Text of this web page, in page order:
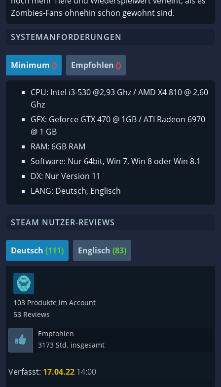
Zombies-Fans ohnehin schon gewohnt sind.
SYSTEMANFORDERUNGEN
Minimum () Empfohlen ()
CPU: Intel i3-530 @2,93 Ghz / AMD X4 810 @ 2,60
Ghz
GFX: Geforce GTX 470 @ 1GB / ATI Radeon 6970
@ 1 GB
RAM: 6GB RAM
Software: Nur 64bit, Win 7, Win 8 oder Win 8.1
DX: Nur Version 11
LANG: Deutsch, Englisch
STEAM NUTZER-REVIEWS
Deutsch (111) Englisch (83)
103 Produkte im Account
53 Reviews
Empfohlen
3173 Std. insgesamt
Verfasst: 17.04.22 14:00